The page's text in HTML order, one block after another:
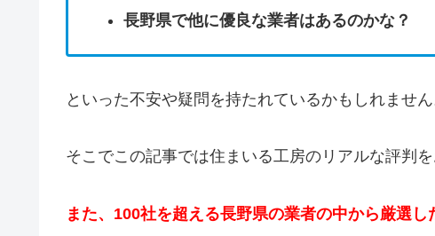
長野県で他に優良な業者はあるのかな？
といった不安や疑問を持たれているかもしれませ
そこでこの記事では住まいる工房のリアルな評判を
また、100社を超える長野県の業者の中から厳選し